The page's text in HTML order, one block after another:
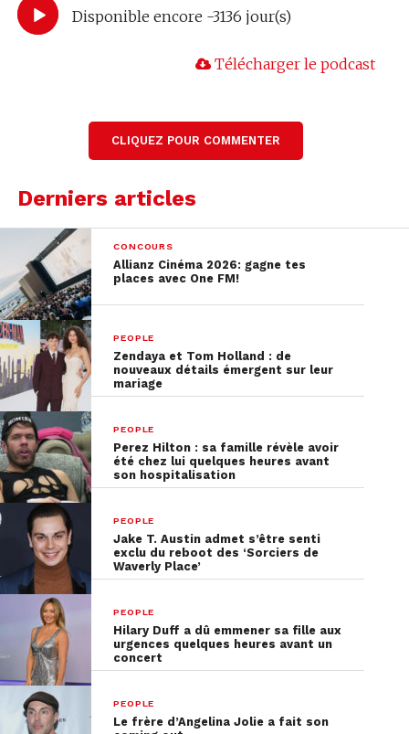
Disponible encore -3136 jour(s)
Télécharger le podcast
CLIQUEZ POUR COMMENTER
Derniers articles
CONCOURS
Allianz Cinéma 2026: gagne tes
places avec One FM!
PEOPLE
Zendaya et Tom Holland : de
nouveaux détails émergent sur leur
mariage
PEOPLE
Perez Hilton : sa famille révèle avoir
été chez lui quelques heures avant
son hospitalisation
PEOPLE
Jake T. Austin admet s’être senti
exclu du reboot des ‘Sorciers de
Waverly Place’
PEOPLE
Hilary Duff a dû emmener sa fille aux
urgences quelques heures avant un
concert
PEOPLE
Le frère d’Angelina Jolie a fait son